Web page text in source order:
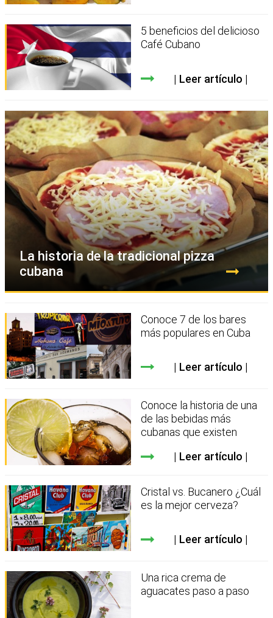
5 beneficios del delicioso
Café Cubano
Leer artículo
La historia de la tradicional pizza
cubana
Conoce 7 de los bares
más populares en Cuba
Leer artículo
Conoce la historia de una
de las bebidas más
cubanas que existen
Leer artículo
Cristal vs. Bucanero ¿Cuál
es la mejor cerveza?
Leer artículo
Una rica crema de
aguacates paso a paso